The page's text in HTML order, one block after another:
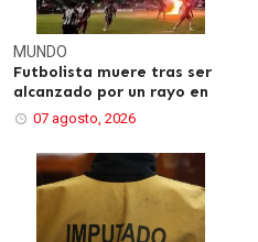
MUNDO
Futbolista muere tras ser
alcanzado por un rayo en
07 agosto, 2026